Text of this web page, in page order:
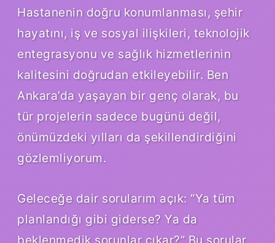
Hastanenin doğru konumlanması, şehir
hayatını, iş ve sosyal ilişkileri, teknolojik
entegrasyonu ve sağlık hizmetlerinin
kalitesini doğrudan etkileyebilir. Ben
Ankara’da yaşayan bir genç olarak, bu
tür projelerin sadece bugünü değil,
önümüzdeki yılları da şekillendirdiğini
gözlemliyorum.
Geleceğe dair sorularım açık: “Ya tüm
planlandığı gibi giderse? Ya da